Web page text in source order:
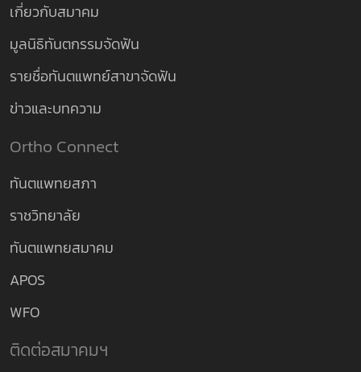
เกี่ยวกับสมาคม
มูลนิธิทันตกรรมจัดฟัน
รายชื่อทันตแพทย์สาขาจัดฟัน
ข่าวและบทความ
Ortho Connect
ทันตแพทยสภา
ราชวิทยาลัย
ทันตแพทยสมาคม
APOS
WFO
ติดต่อสมาคมฯ